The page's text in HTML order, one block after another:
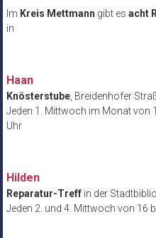
Im Kreis Mettmann gibt es acht
in
Haan
Knösterstube, Breidenhofer
Jeden 1. Mittwoch im Monat von
Uhr
Hilden
Reparatur-Treffin der
Jeden 2. und 4. Mittwoch von 16